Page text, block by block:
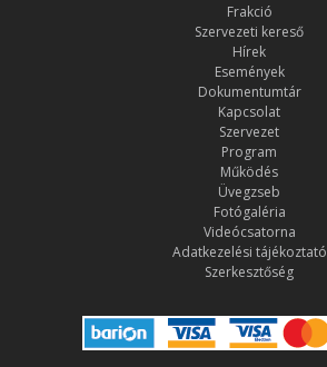
Frakció
Szervezeti kereső
Hírek
Események
Dokumentumtár
Kapcsolat
Szervezet
Program
Működés
Üvegzseb
Fotógaléria
Videócsatorna
Adatkezelési tájékoztató
Szerkesztőség